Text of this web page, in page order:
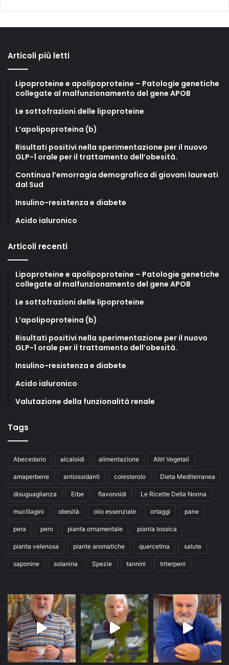
Articoli più letti
Lipoproteine e apolipoproteine – Patologie genetiche
collegate al malfunzionamento del gene APOB
Le sottofrazioni delle lipoproteine
L’apolipoproteina (b)
Risultati positivi nella sperimentazione per il nuovo
GLP-1 orale per il trattamento dell’obesità.
Continua l’emorragia demografica di giovani laureati
dal Sud
Insulino-resistenza e diabete
Acido ialuronico
Articoli recenti
Lipoproteine e apolipoproteine – Patologie genetiche
collegate al malfunzionamento del gene APOB
Le sottofrazioni delle lipoproteine
L’apolipoproteina (b)
Risultati positivi nella sperimentazione per il nuovo
GLP-1 orale per il trattamento dell’obesità.
Insulino-resistenza e diabete
Acido ialuronico
Valutazione della funzionalità renale
Tags
Abecedario alcaloidi alimentazione Altri Vegetali
amaperbene antiossidanti colesterolo Dieta Mediterranea
disuguaglianza Erbe flavonoidi Le Ricette Della Nonna
mucillagini obesità olio essenziale ortaggi pane
pera pero pianta ornamentale pianta tossica
pianta velenosa piante aromatiche quercetina salute
saponine solanina Spezie tannini triterpeni